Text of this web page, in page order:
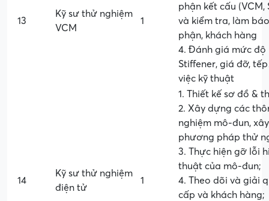
13
Kỹ sư thử nghiệm
VCM
1
phận kết cấu
và kiểm tra, làm
phận, khách hàng
4. Đánh giá mức độ
Stiffener, giá đỡ,
việc kỹ thuật
14
Kỹ sư thử nghiệm
điện tử
1
1. Thiết kế sơ đồ &
2. Xây dựng các
nghiệm mô-đun,
phương pháp thử
3. Thực hiện gỡ lỗi
thuật của mô-đun;
4. Theo dõi và giải
cấp và khách hàng;